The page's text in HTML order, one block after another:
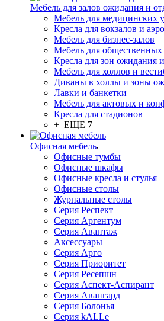
Мебель для залов ожидания и
Мебель для медицинских
Кресла для вокзалов и
Мебель для бизнес-залов
Мебель для общественных
Кресла для зон ожидания
Мебель для холлов и
Диваны в холлы и зоны
Лавки и банкетки
Мебель для актовых и
Кресла для стадионов
+ ЕЩЕ 7
Офисная мебель
Офисные тумбы
Офисные шкафы
Офисные кресла и стулья
Офисные столы
Журнальные столы
Серия Респект
Серия Аргентум
Серия Авантаж
Аксессуары
Серия Арго
Серия Приоритет
Серия Ресепшн
Серия Аспект-Аспирант
Серия Авангард
Серия Болонья
Серия kALLe